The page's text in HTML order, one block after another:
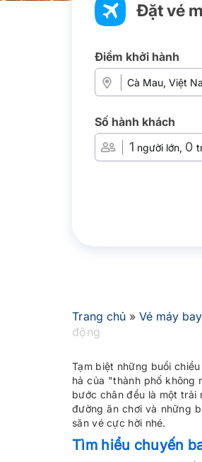
Đặt vé
Điểm khởi hành
Số hành khách
1 người lớn, 0
Trang chủ » Vé máy bay
động
Tạm biệt những buổi
hả của "thành phố không
bước chân đều là một trải
đường ăn chơi và những
săn vé cực hời nhé.
Tìm hiểu chuyến